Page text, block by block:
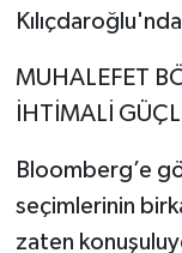
MUHALEFET
İHTİMALİ
Bloomberg’e
seçimlerinin
zaten